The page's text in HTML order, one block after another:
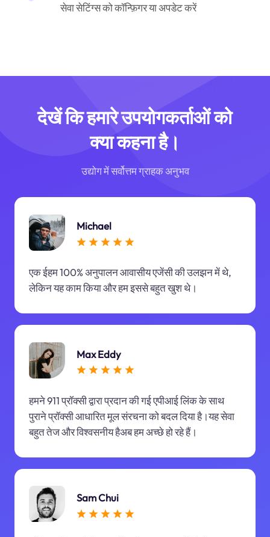
सेवा सेटिंग्स को कॉन्फ़िगर या अपडेट करें
देखें कि हमारे उपयोगकर्ताओं को
क्या कहना है।
उद्योग में सर्वोत्तम ग्राहक अनुभव
Michael
एक ईहम 100% अनुपालन आवासीय एजेंसी की उलझन में थे,
लेकिन यह काम किया और हम इससे बहुत खुश थे।
Max Eddy
हमने 911 प्रॉक्सी द्वारा प्रदान की गई एपीआई लिंक के साथ
पुराने प्रॉक्सी आधारित मूल संरचना को बदल दिया है।यह सेवा
बहुत तेज और विश्वसनीय हैअब हम अच्छे हो रहे हैं।
Sam Chui